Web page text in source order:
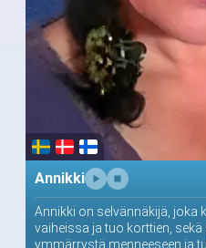
Annikki
Annikki on selvännäkijä, joka
vaiheissa ja tuo korttien,
ymmärrystä menneeseen ja